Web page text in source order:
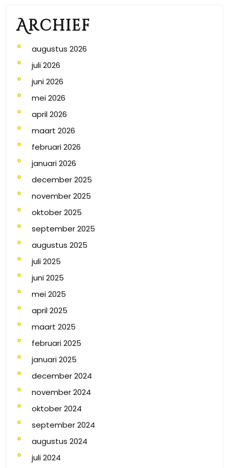
Archief
augustus 2026
juli 2026
juni 2026
mei 2026
april 2026
maart 2026
februari 2026
januari 2026
december 2025
november 2025
oktober 2025
september 2025
augustus 2025
juli 2025
juni 2025
mei 2025
april 2025
maart 2025
februari 2025
januari 2025
december 2024
november 2024
oktober 2024
september 2024
augustus 2024
juli 2024